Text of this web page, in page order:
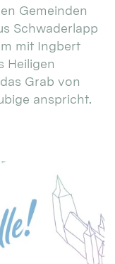
Gemeinden
Schwaderlapp
mit Ingbert
Heiligen
Grab von
anspricht.